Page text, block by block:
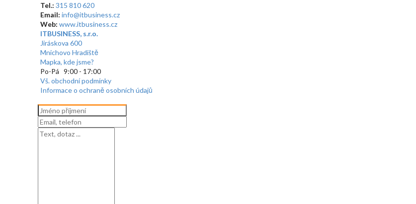
Tel.: 315 810 620
Email: info@itbusiness.cz
Web: www.itbusiness.cz
ITBUSINESS, s.r.o.
Jiráskova 600
Mnichovo Hradiště
Mapka, kde jsme?
Po-Pá 9:00 - 17:00
Vš. obchodní podmínky
Informace o ochraně osobních údajů